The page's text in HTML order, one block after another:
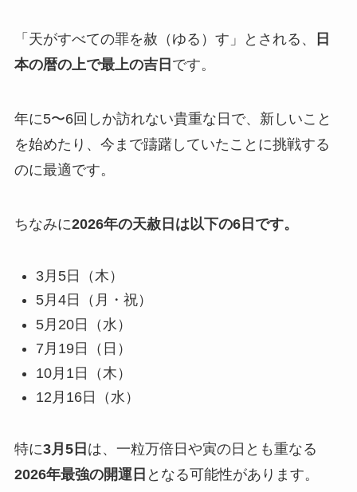
「天がすべての罪を赦（ゆる）す」とされる、
日
本の暦の上で最上の吉日 です。
年に5〜6回しか訪れない貴重な日で、新しいこと
を始めたり、今まで躊躇していたことに挑戦する
のに最適です。
ちなみに2026年の天赦日は以下の6日です。
3月5日（木）
5月4日（月・祝）
5月20日（水）
7月19日（日）
10月1日（木）
12月16日（水）
特に3月5日 は、一粒万倍日や寅の日とも重なる
2026年最強の開運日 となる可能性があります。